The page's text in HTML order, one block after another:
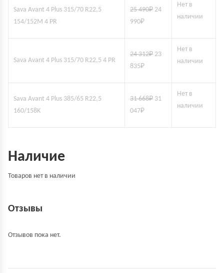
Sava Avant 4 Plus 315/70 R22,5
154/152M 4 PR
25 490₽ 24
990₽
Нет в
наличии
Sava Avant 4 Plus 315/70 R22,5 4 PR
24 312₽ 23
835₽
Нет в
наличии
Sava Avant 4 Plus 385/65 R22,5
160/158K
31 668₽ 31
047₽
Нет в
наличии
Наличие
Товаров нет в наличии
Отзывы
Отзывов пока нет.